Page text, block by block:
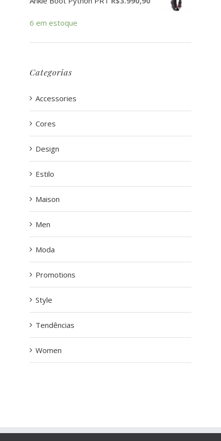
6 em estoque
Categorias
Accessories
Cores
Design
Estilo
Maison
Men
Moda
Promotions
Style
Tendências
Women